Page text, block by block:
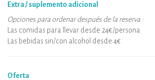
Extra / suplemento adicional
Opciones para ordenar después de la reserva :
Las comidas para llevar desde 24€/persona
Las bebidas sin/con alcohol desde 4€
Oferta